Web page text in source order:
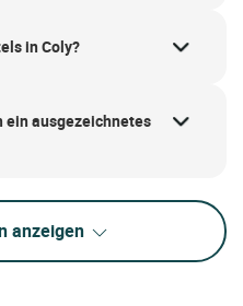
in Coly?
ein ausgezeichnetes
anzeigen